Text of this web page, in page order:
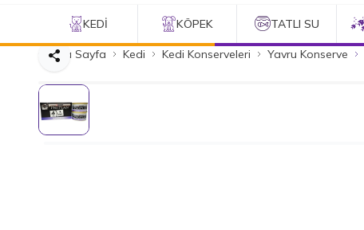
KEDI KÖPEK TATLI SU
Ana Sayfa Kedi Kedi Konserveleri Yavru Konserve
Paylaş